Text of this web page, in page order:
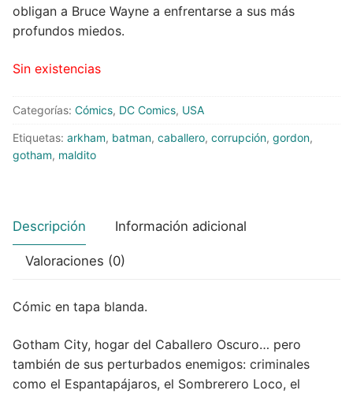
Peluches
obligan a Bruce Wayne a enfrentarse a sus más
profundos miedos.
Sin existencias
Categorías: Cómics, DC Comics, USA
Etiquetas: arkham, batman, caballero, corrupción, gordon,
gotham, maldito
Descripción Información adicional
Valoraciones (0)
Cómic en tapa blanda.
Gotham City, hogar del Caballero Oscuro… pero
también de sus perturbados enemigos: criminales
como el Espantapájaros, el Sombrerero Loco, el